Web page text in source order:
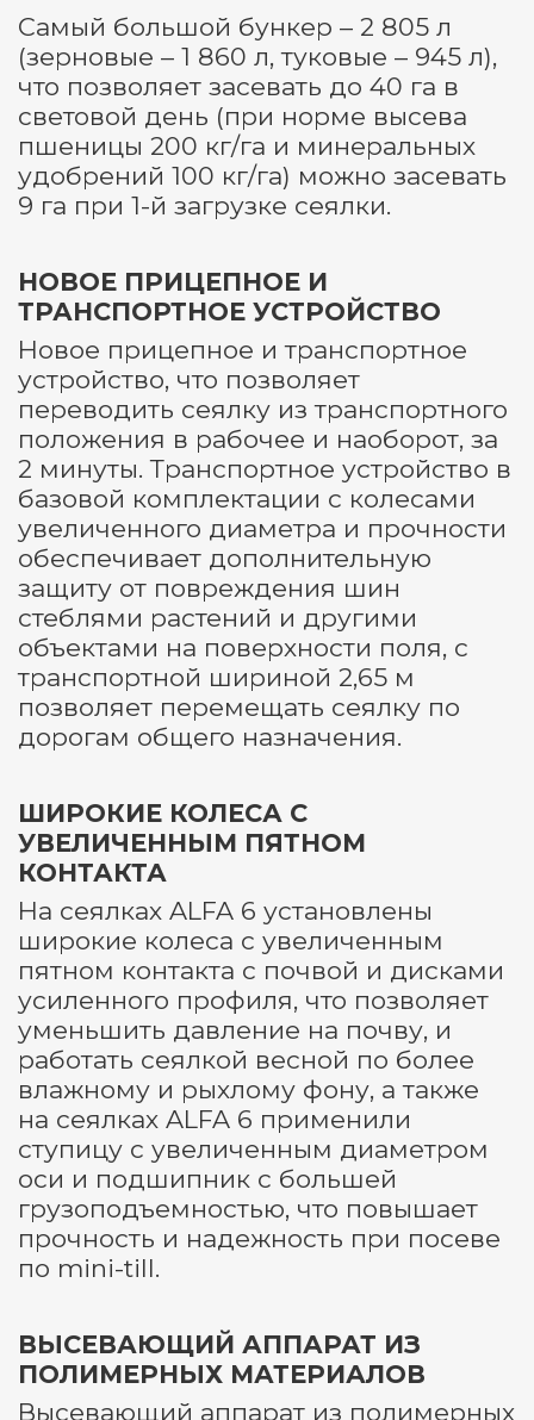
Самый большой бункер – 2 805 л
(зерновые – 1 860 л, туковые – 945 л),
что позволяет засевать до 40 га в
световой день (при норме высева
пшеницы 200 кг/га и минеральных
удобрений 100 кг/га) можно засевать
9 га при 1-й загрузке сеялки.
НОВОЕ ПРИЦЕПНОЕ И
ТРАНСПОРТНОЕ УСТРОЙСТВО
Новое прицепное и транспортное
устройство, что позволяет
переводить сеялку из транспортного
положения в рабочее и наоборот, за
2 минуты. Транспортное устройство в
базовой комплектации с колесами
увеличенного диаметра и прочности
обеспечивает дополнительную
защиту от повреждения шин
стеблями растений и другими
объектами на поверхности поля, с
транспортной шириной 2,65 м
позволяет перемещать сеялку по
дорогам общего назначения.
ШИРОКИЕ КОЛЕСА С
УВЕЛИЧЕННЫМ ПЯТНОМ
КОНТАКТА
На сеялках ALFA 6 установлены
широкие колеса с увеличенным
пятном контакта с почвой и дисками
усиленного профиля, что позволяет
уменьшить давление на почву, и
работать сеялкой весной по более
влажному и рыхлому фону, а также
на сеялках ALFA 6 применили
ступицу с увеличенным диаметром
оси и подшипник с большей
грузоподъемностью, что повышает
прочность и надежность при посеве
по mini-till.
ВЫСЕВАЮЩИЙ АППАРАТ ИЗ
ПОЛИМЕРНЫХ МАТЕРИАЛОВ
Высевающий аппарат из полимерных